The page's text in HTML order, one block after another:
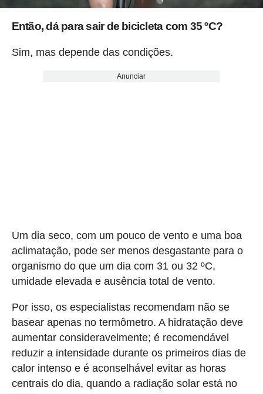
Então, dá para sair de bicicleta com 35 ºC?
Sim, mas depende das condições.
Anunciar
Um dia seco, com um pouco de vento e uma boa
aclimatação, pode ser menos desgastante para o
organismo do que um dia com 31 ou 32 ºC,
umidade elevada e ausência total de vento.
Por isso, os especialistas recomendam não se
basear apenas no termômetro. A hidratação deve
aumentar consideravelmente; é recomendável
reduzir a intensidade durante os primeiros dias de
calor intenso e é aconselhável evitar as horas
centrais do dia, quando a radiação solar está no